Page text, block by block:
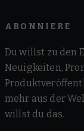
ABONNIERE
Du willst zu den
Neuigkeiten,
mehr aus der
willst du das.